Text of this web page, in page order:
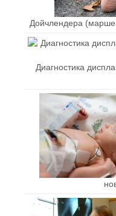
Дойчлендера
Диагностика